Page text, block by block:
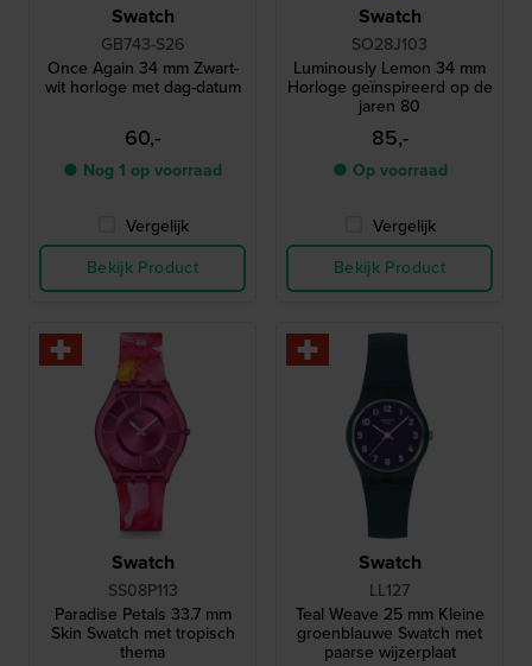
Swatch
GB743-S26
Once Again 34 mm Zwart-
wit horloge met dag-datum
60,-
● Nog 1 op voorraad
Vergelijk
Bekijk Product
Swatch
SO28J103
Luminously Lemon 34 mm
Horloge geïnspireerd op de
jaren 80
85,-
● Op voorraad
Vergelijk
Bekijk Product
Swatch
SS08P113
Paradise Petals 33.7 mm
Skin Swatch met tropisch
thema
Swatch
LL127
Teal Weave 25 mm Kleine
groenblauwe Swatch met
paarse wijzerplaat